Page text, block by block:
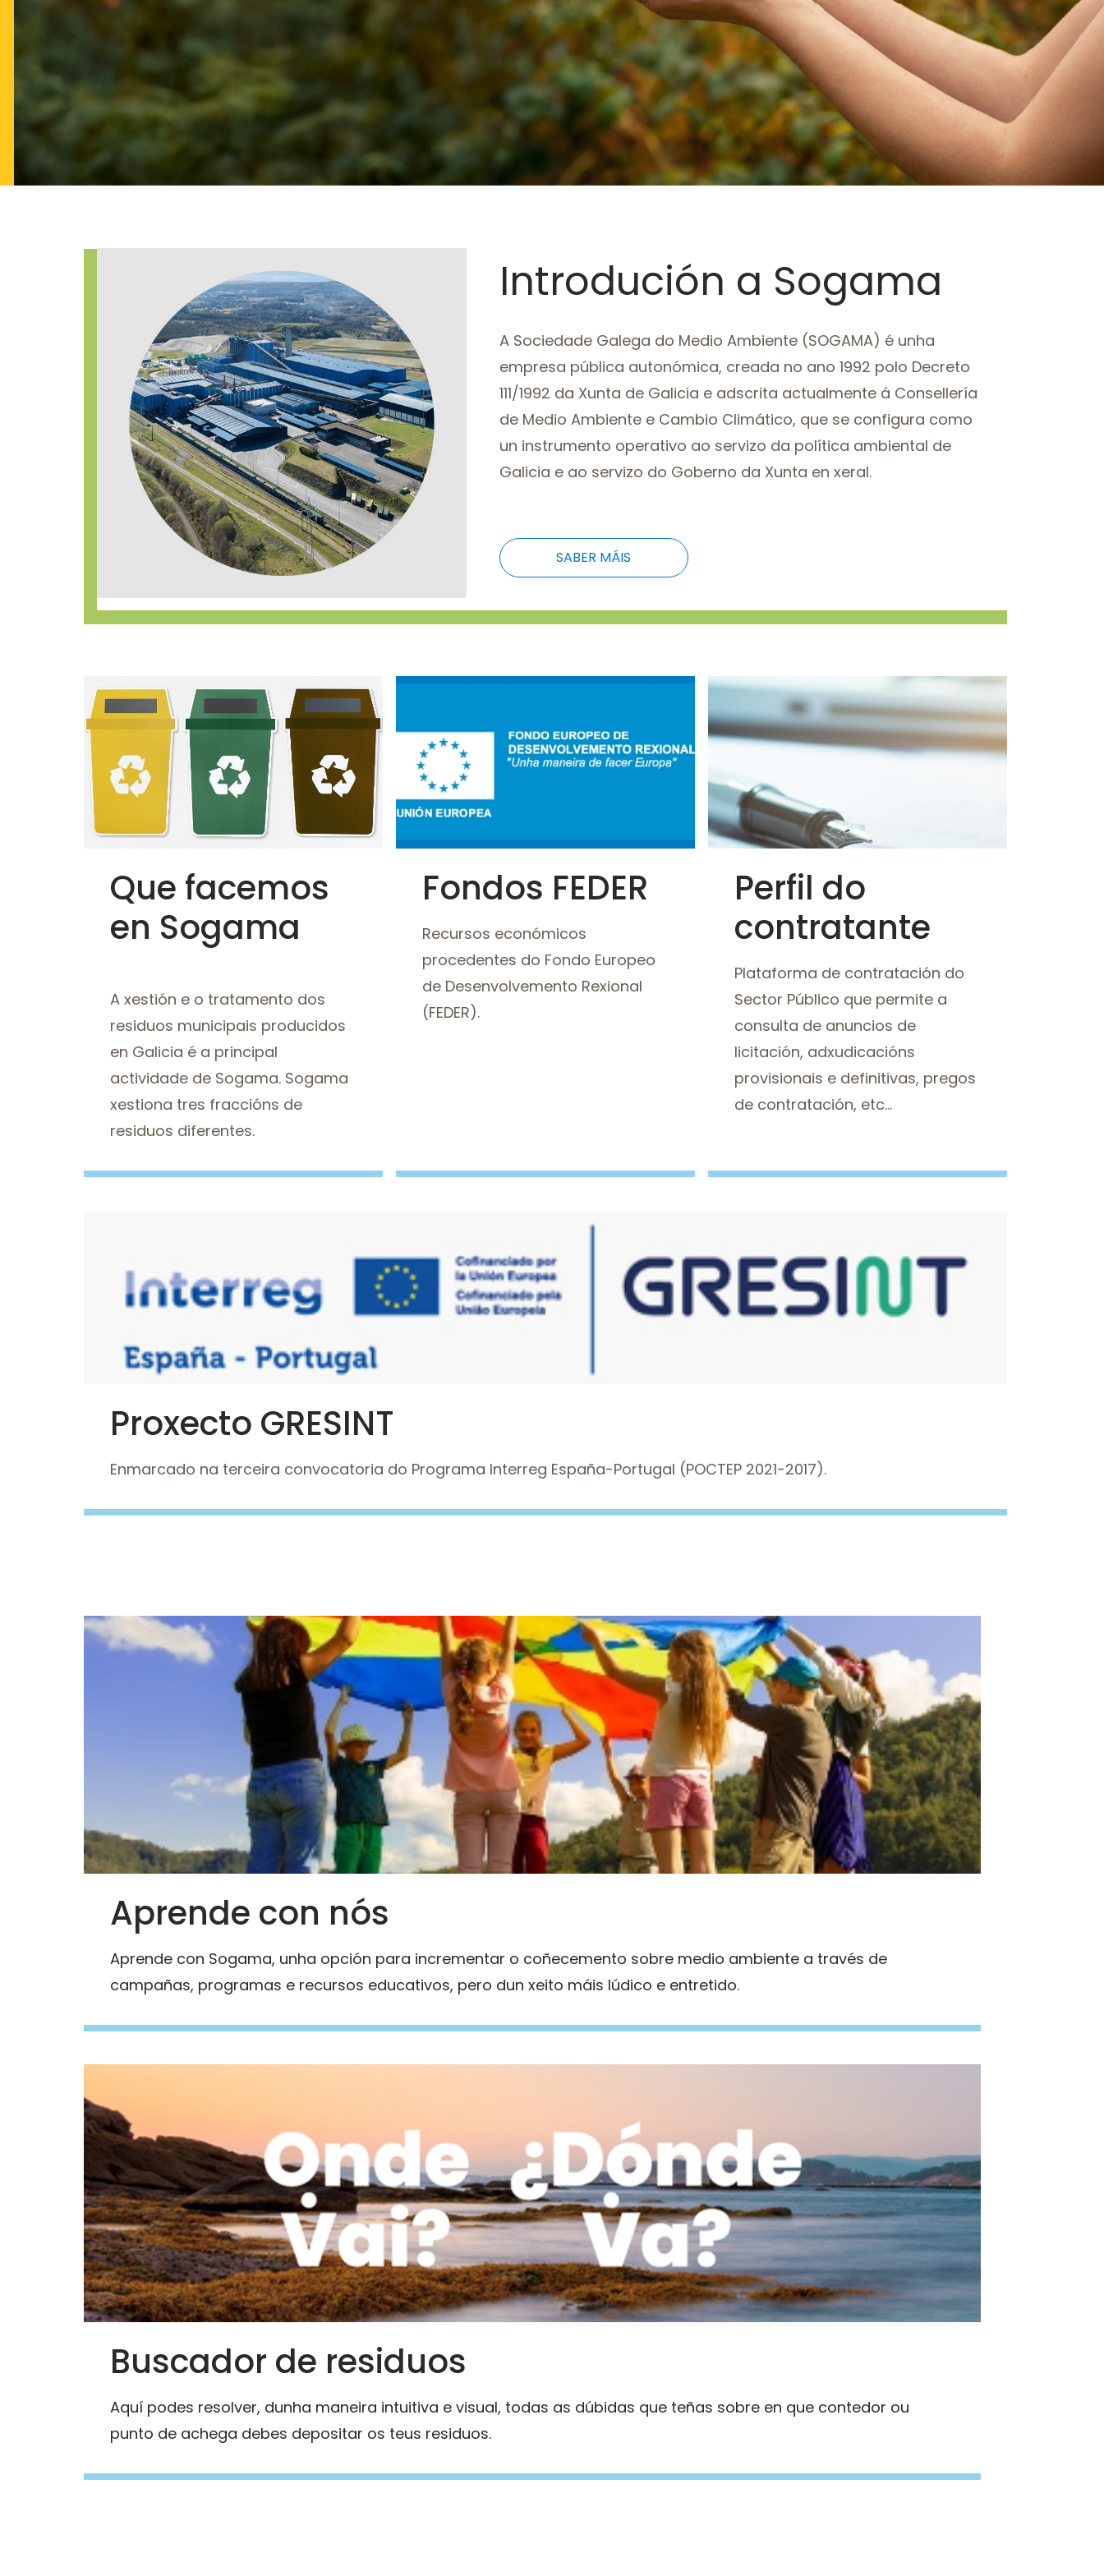
Introdución a Sogama
A Sociedade Galega do Medio Ambiente (SOGAMA) é unha
empresa pública autonómica, creada no ano 1992 polo Decreto
111/1992 da Xunta de Galicia e adscrita actualmente á Consellería
de Medio Ambiente e Cambio Climático, que se configura como
un instrumento operativo ao servizo da política ambiental de
Galicia e ao servizo do Goberno da Xunta en xeral.
SABER MÁIS
Imaxe
Que facemos
en Sogama
A xestión e o tratamento dos
residuos municipais producidos
en Galicia é a principal
actividade de Sogama. Sogama
xestiona tres fraccións de
residuos diferentes.
Fondos FEDER
Recursos económicos
procedentes do Fondo Europeo
de Desenvolvemento Rexional
(FEDER).
Imaxe
Perfil do
contratante
Plataforma de contratación do
Sector Público que permite a
consulta de anuncios de
licitación, adxudicacións
provisionais e definitivas, pregos
de contratación, etc...
Proxecto GRESINT
Enmarcado na terceira convocatoria do Programa Interreg España-Portugal (POCTEP 2021-2017).
Imaxe
Aprende con nós
Aprende con Sogama, unha opción para incrementar o coñecemento sobre medio ambiente a través de
campañas, programas e recursos educativos, pero dun xeito máis lúdico e entretido.
Buscador de residuos
Aquí podes resolver, dunha maneira intuitiva e visual, todas as dúbidas que teñas sobre en que contedor ou
punto de achega debes depositar os teus residuos.